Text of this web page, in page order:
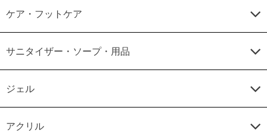
ケア・フットケア
サニタイザー・ソープ・用品
ジェル
アクリル